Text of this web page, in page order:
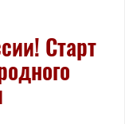
Старт